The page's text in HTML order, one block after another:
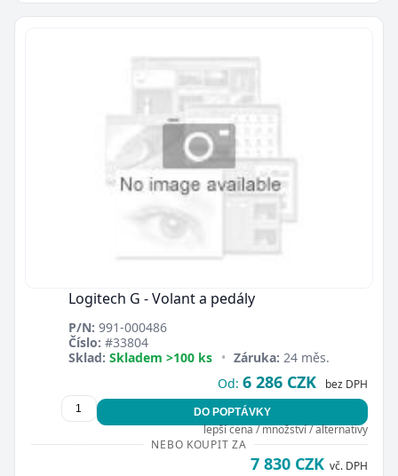
Logitech G - Volant a pedály
P/N: 991-000486
Číslo: #33804
Sklad: Skladem >100 ks • Záruka: 24 měs.
Od: 6 286 CZK bez DPH
DO POPTÁVKY
lepší cena / množství / alternativy
NEBO KOUPIT ZA
7 830 CZK vč. DPH